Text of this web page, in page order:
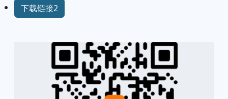
下载链接2